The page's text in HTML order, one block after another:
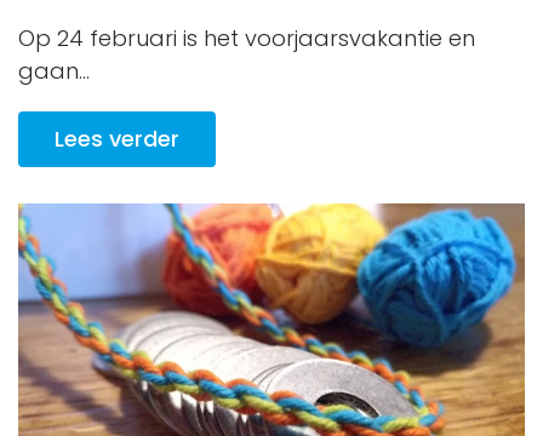
Op 24 februari is het voorjaarsvakantie en
gaan...
Lees verder